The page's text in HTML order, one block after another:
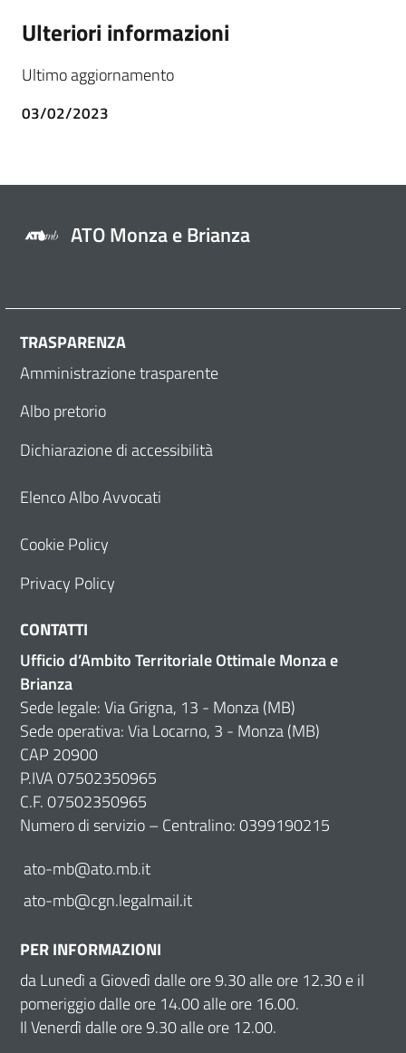
Ulteriori informazioni
Ultimo aggiornamento
03/02/2023
ATO Monza e Brianza
TRASPARENZA
Amministrazione trasparente
Albo pretorio
Dichiarazione di accessibilità
Elenco Albo Avvocati
Cookie Policy
Privacy Policy
CONTATTI
Ufficio d’Ambito Territoriale Ottimale Monza e
Brianza
Sede legale: Via Grigna, 13 - Monza (MB)
Sede operativa: Via Locarno, 3 - Monza (MB)
CAP 20900
P.IVA 07502350965
C.F. 07502350965
Numero di servizio – Centralino: 0399190215
ato-mb@ato.mb.it
ato-mb@cgn.legalmail.it
PER INFORMAZIONI
da Lunedì a Giovedì dalle ore 9.30 alle ore 12.30 e il
pomeriggio dalle ore 14.00 alle ore 16.00.
Il Venerdì dalle ore 9.30 alle ore 12.00.